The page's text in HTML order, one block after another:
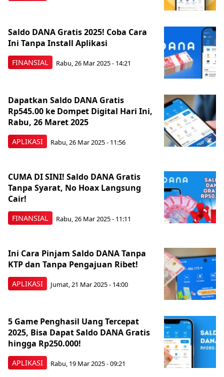
FINANSIAL
Saldo DANA Gratis 2025! Coba Cara
Ini Tanpa Install Aplikasi
Rabu, 26 Mar 2025 - 14:21
APLIKASI
Dapatkan Saldo DANA Gratis
Rp545.00 ke Dompet Digital Hari Ini,
Rabu, 26 Maret 2025
Rabu, 26 Mar 2025 - 11:56
FINANSIAL
CUMA DI SINI! Saldo DANA Gratis
Tanpa Syarat, No Hoax Langsung
Cair!
Rabu, 26 Mar 2025 - 11:11
APLIKASI
Ini Cara Pinjam Saldo DANA Tanpa
KTP dan Tanpa Pengajuan Ribet!
Jumat, 21 Mar 2025 - 14:00
APLIKASI
5 Game Penghasil Uang Tercepat
2025, Bisa Dapat Saldo DANA Gratis
hingga Rp250.000!
Rabu, 19 Mar 2025 - 09:21